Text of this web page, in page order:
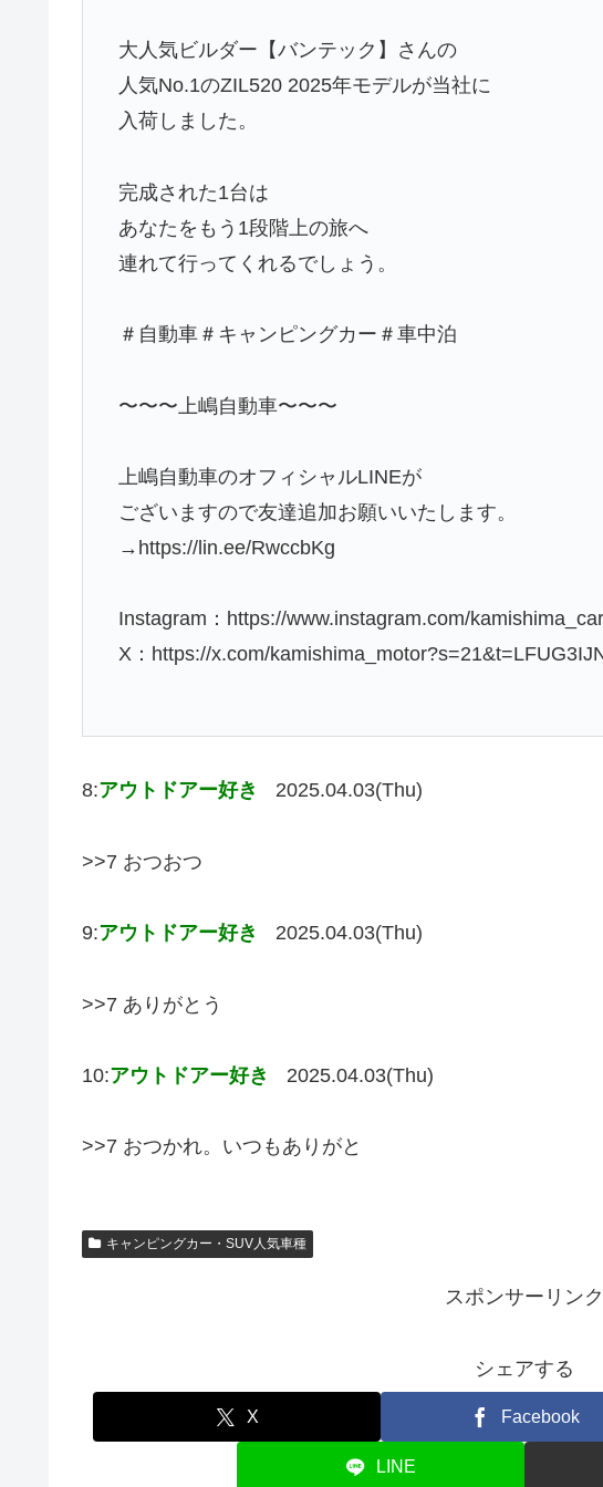
大人気ビルダー【バンテック】さんの
人気No.1のZIL520 2025年モデルが当社に
入荷しました。
完成された1台は
あなたをもう1段階上の旅へ
連れて行ってくれるでしょう。
＃自動車＃キャンピングカー＃車中泊
〜〜〜上嶋自動車〜〜〜
上嶋自動車のオフィシャルLINEが
ございますので友達追加お願いいたします。
→https://lin.ee/RwccbKg
Instagram：https://www.instagram.com/
X：https://x.com/
8:アウトドアー好き 2025.04.03(Thu)
>>7 おつおつ
9:アウトドアー好き 2025.04.03(Thu)
>>7 ありがとう
10:アウトドアー好き 2025.04.03(Thu)
>>7 おつかれ。いつもありがと
キャンピングカー・SUV人気車種
スポンサーリンク
シェアする
X Facebook
LINE